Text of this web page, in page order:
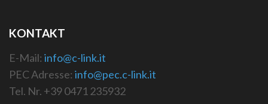
KONTAKT
E-Mail: info@c-link.it
PEC Adresse: info@pec.c-link.it
Tel. Nr. +39 0471 235932